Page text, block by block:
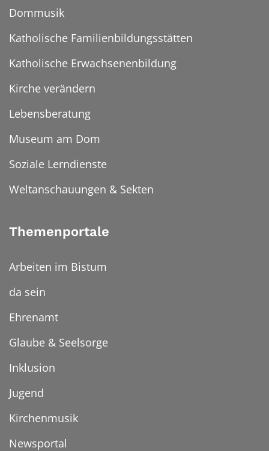
Dommusik
Katholische Familienbildungsstätten
Katholische Erwachsenenbildung
Kirche verändern
Lebensberatung
Museum am Dom
Soziale Lerndienste
Weltanschauungen & Sekten
Themenportale
Arbeiten im Bistum
da sein
Ehrenamt
Glaube & Seelsorge
Inklusion
Jugend
Kirchenmusik
Newsportal